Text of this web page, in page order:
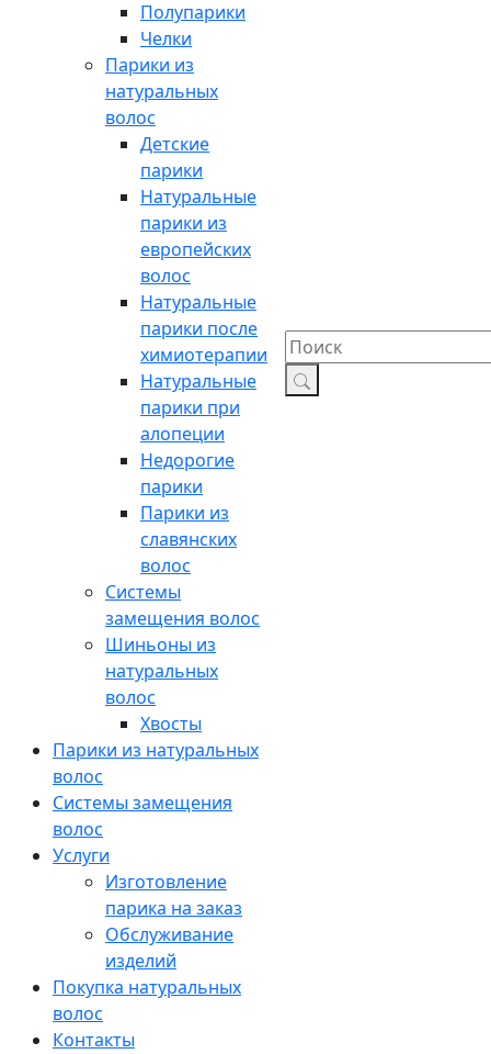
Полупарики
Челки
Парики из
натуральных
волос
Детские
парики
Натуральные
парики из
европейских
волос
Натуральные
парики после
химиотерапии
Натуральные
парики при
алопеции
Недорогие
парики
Парики из
славянских
волос
Системы
замещения волос
Шиньоны из
натуральных
волос
Хвосты
Парики из натуральных
волос
Системы замещения
волос
Услуги
Изготовление
парика на заказ
Обслуживание
изделий
Покупка натуральных
волос
Контакты